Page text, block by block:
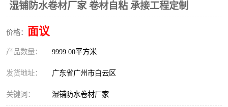
湿铺防水卷材厂家 卷材自粘 承接工程定制
价格： 面议
产品数量： 9999.00平方米
发货地址： 广东省广州市白云区
关键词： 湿铺防水卷材厂家